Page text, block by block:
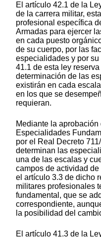
El artículo 42.1 de la
de la carrera militar,
profesional específica
Armadas para ejercer
en cada puesto
de su cuerpo, por las
especialidades y por
41.1 de esta ley
determinación de las
existirán en cada
en los que se
requieran.
Mediante la
Especialidades
por el Real Decreto
determinan las
una de las escalas y
campos de actividad
el artículo 3.3 de dicho
militares profesionales
fundamental, que se
correspondiente,
la posibilidad del
El artículo 41.3 de la